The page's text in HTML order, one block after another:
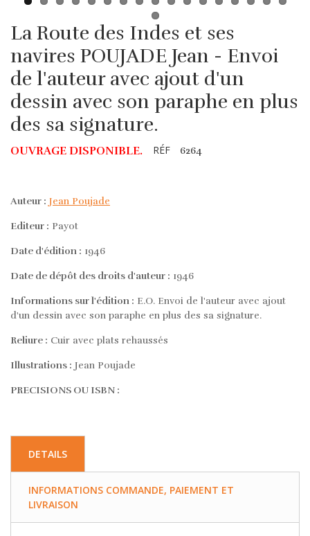
La Route des Indes et ses
navires POUJADE Jean - Envoi
de l'auteur avec ajout d'un
dessin avec son paraphe en plus
des sa signature.
OUVRAGE DISPONIBLE. RÉF 6264
Auteur : Jean Poujade
Editeur : Payot
Date d'édition : 1946
Date de dépôt des droits d'auteur : 1946
Informations sur l'édition : E.O. Envoi de l'auteur avec ajout
d'un dessin avec son paraphe en plus des sa signature.
Reliure : Cuir avec plats rehaussés
Illustrations : Jean Poujade
PRECISIONS OU ISBN :
DETAILS
INFORMATIONS COMMANDE, PAIEMENT ET
LIVRAISON